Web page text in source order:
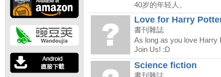
40岁的年轻人。
Love for Harry
書刊雜誌
As long as you love Harry
Join Us! :D
Science fiction